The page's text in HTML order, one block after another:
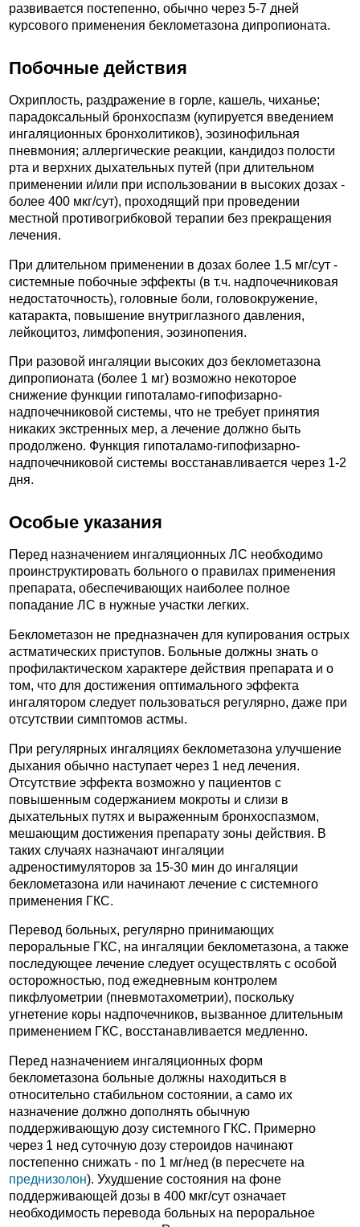
развивается постепенно, обычно через 5-7 дней
курсового применения беклометазона дипропионата.
Побочные действия
Охриплость, раздражение в горле, кашель, чиханье;
парадоксальный бронхоспазм (купируется введением
ингаляционных бронхолитиков), эозинофильная
пневмония; аллергические реакции, кандидоз полости
рта и верхних дыхательных путей (при длительном
применении и/или при использовании в высоких дозах -
более 400 мкг/сут), проходящий при проведении
местной противогрибковой терапии без прекращения
лечения.
При длительном применении в дозах более 1.5 мг/сут -
системные побочные эффекты (в т.ч. надпочечниковая
недостаточность), головные боли, головокружение,
катаракта, повышение внутриглазного давления,
лейкоцитоз, лимфопения, эозинопения.
При разовой ингаляции высоких доз беклометазона
дипропионата (более 1 мг) возможно некоторое
снижение функции гипоталамо-гипофизарно-
надпочечниковой системы, что не требует принятия
никаких экстренных мер, а лечение должно быть
продолжено. Функция гипоталамо-гипофизарно-
надпочечниковой системы восстанавливается через 1-2
дня.
Особые указания
Перед назначением ингаляционных ЛС необходимо
проинструктировать больного о правилах применения
препарата, обеспечивающих наиболее полное
попадание ЛС в нужные участки легких.
Беклометазон не предназначен для купирования острых
астматических приступов. Больные должны знать о
профилактическом характере действия препарата и о
том, что для достижения оптимального эффекта
ингалятором следует пользоваться регулярно, даже при
отсутствии симптомов астмы.
При регулярных ингаляциях беклометазона улучшение
дыхания обычно наступает через 1 нед лечения.
Отсутствие эффекта возможно у пациентов с
повышенным содержанием мокроты и слизи в
дыхательных путях и выраженным бронхоспазмом,
мешающим достижения препарату зоны действия. В
таких случаях назначают ингаляции
адреностимуляторов за 15-30 мин до ингаляции
беклометазона или начинают лечение с системного
применения ГКС.
Перевод больных, регулярно принимающих
пероральные ГКС, на ингаляции беклометазона, а также
последующее лечение следует осуществлять с особой
осторожностью, под ежедневным контролем
пикфлуометрии (пневмотахометрии), поскольку
угнетение коры надпочечников, вызванное длительным
применением ГКС, восстанавливается медленно.
Перед назначением ингаляционных форм
беклометазона больные должны находиться в
относительно стабильном состоянии, а само их
назначение должно дополнять обычную
поддерживающую дозу системного ГКС. Примерно
через 1 нед суточную дозу стероидов начинают
постепенно снижать - по 1 мг/нед (в пересчете на
преднизолон). Ухудшение состояния на фоне
поддерживающей дозы в 400 мкг/сут означает
необходимость перевода больных на пероральное